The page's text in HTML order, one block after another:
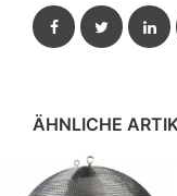
FacebookTwitter
ÄHNLICHE